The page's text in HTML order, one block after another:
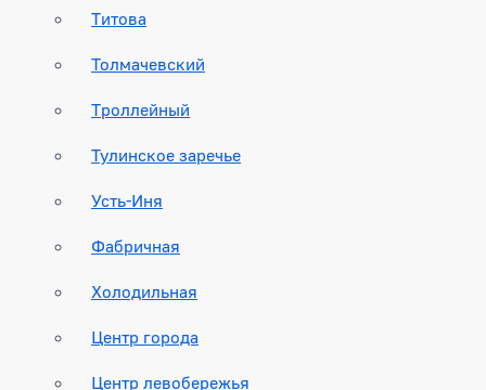
Титова
Толмачевский
Троллейный
Тулинское заречье
Усть-Иня
Фабричная
Холодильная
Центр города
Центр левобережья